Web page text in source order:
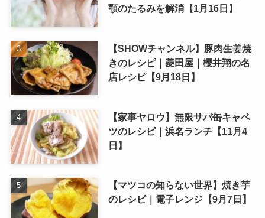
顎のたるみを解消【1月16日】
【SHOWチャンネル】豚肉生姜焼
きのレシピ｜菱田屋｜櫻井翔の名
店レシピ【9月18日】
【家事ヤロウ】無限サバ缶キャベ
ツのレシピ｜浜名ランチ【11月4
日】
【マツコの知らない世界】焼き芋
のレシピ｜電子レンジ【9月7日】